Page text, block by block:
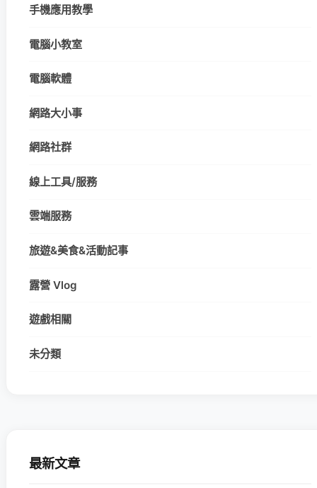
手機應用教學
電腦小教室
電腦軟體
網路大小事
網路社群
線上工具/服務
雲端服務
旅遊&美食&活動記事
露營 Vlog
遊戲相關
未分類
最新文章